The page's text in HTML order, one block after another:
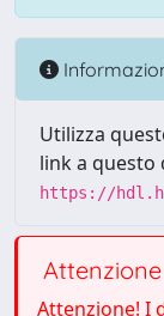
Utilizza
link a questo
https://
Attenzione
Attenzione! I